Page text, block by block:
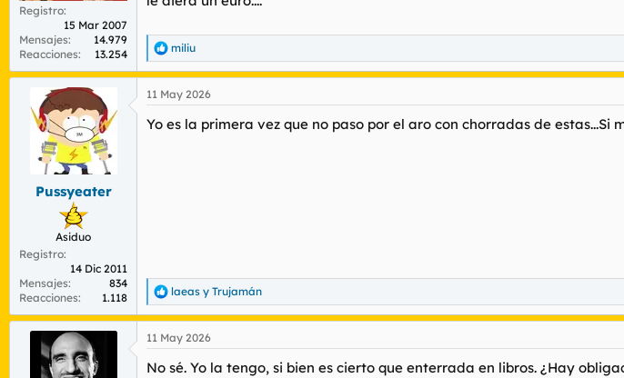
Registro
15 Mar 2007
Mensajes
14.979
Reacciones
13.254
R
e
a
c
i
miliu
Pussyeater
Asiduo
Registro
14 Dic 2011
Mensajes
834
Reacciones
1.118
11 May 2026
Yo es la primera vez que no paso por el aro con chorradas de estas...Si
R
e
a
c
i
laeas y Trujamán
11 May 2026
No sé. Yo la tengo, si bien es cierto que enterrada en libros. ¿Hay